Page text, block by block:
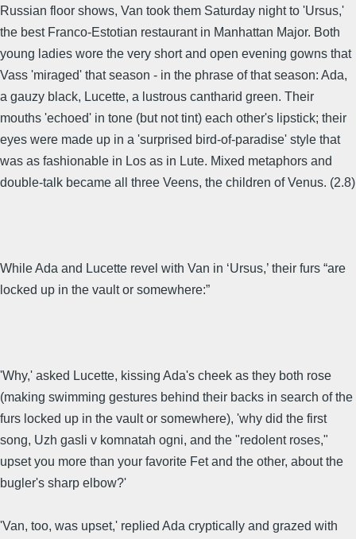
Russian floor shows, Van took them Saturday night to 'Ursus,'
the best Franco-Estotian restaurant in Manhattan Major. Both
young ladies wore the very short and open evening gowns that
Vass 'miraged' that season - in the phrase of that season: Ada,
a gauzy black, Lucette, a lustrous cantharid green. Their
mouths 'echoed' in tone (but not tint) each other's lipstick; their
eyes were made up in a 'surprised bird-of-paradise' style that
was as fashionable in Los as in Lute. Mixed metaphors and
double-talk became all three Veens, the children of Venus. (2.8)
While Ada and Lucette revel with Van in ‘Ursus,’ their furs “are
locked up in the vault or somewhere:”
'Why,' asked Lucette, kissing Ada's cheek as they both rose
(making swimming gestures behind their backs in search of the
furs locked up in the vault or somewhere), 'why did the first
song, Uzh gasli v komnatah ogni, and the "redolent roses,"
upset you more than your favorite Fet and the other, about the
bugler's sharp elbow?'
'Van, too, was upset,' replied Ada cryptically and grazed with